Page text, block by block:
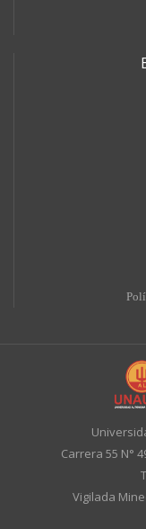
Carrera 55 N°
Vigilada